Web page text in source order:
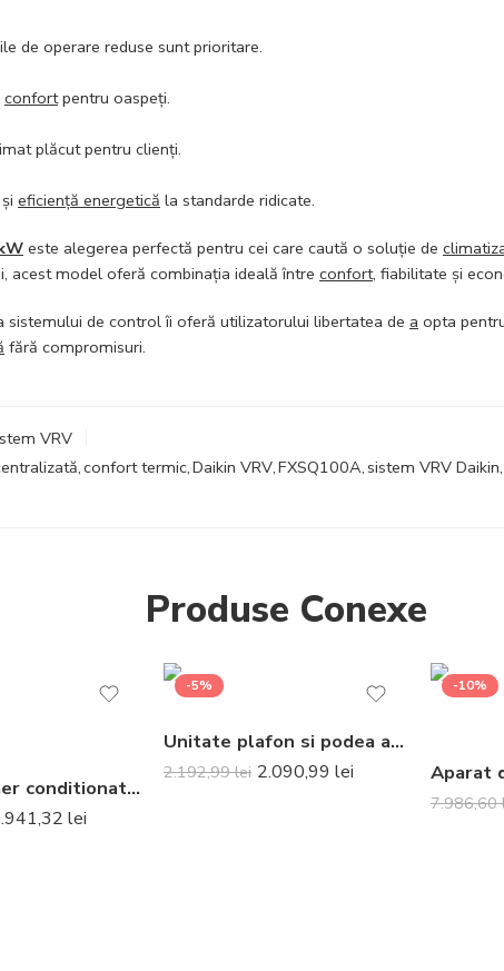
de operare reduse sunt prioritare.
confortpentru oaspeți.
plăcut pentru clienți.
eficiență energetică la standarde ridicate.
este alegerea perfectă pentru cei care caută o soluție de
acest model oferă combinația ideală între confort, fiabilitate și
sistemului de control îi oferă utilizatorului libertatea de a opta
fără compromisuri.
VRV
,confort termic,Daikin VRV,FXSQ100A,sistem VRV Daikin,
Produse Conexe
Aparat de aer conditionat optimizat pentru incalzire Daikin Nepura Comfora Bluevolution FTXTP35N-RXTP35A Inverter 12000 BTU – Telecomanda inclusa
lei
-5%
Unitate plafon si podea aer conditionat Daikin FLXS25B 9000 BTU
2.192,99lei 2.090,99 lei
-10%
7.986,60